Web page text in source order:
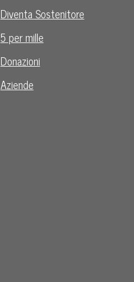
Diventa Sostenitore
5 per mille
Donazioni
Aziende